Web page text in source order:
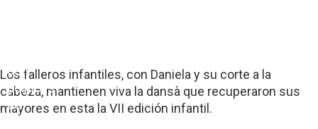
con
políticas
de
Los falleros infantiles, con Daniela y su corte a la
cabeza, mantienen viva la dansà que recuperaron sus
mayores en esta la VII edición infantil.